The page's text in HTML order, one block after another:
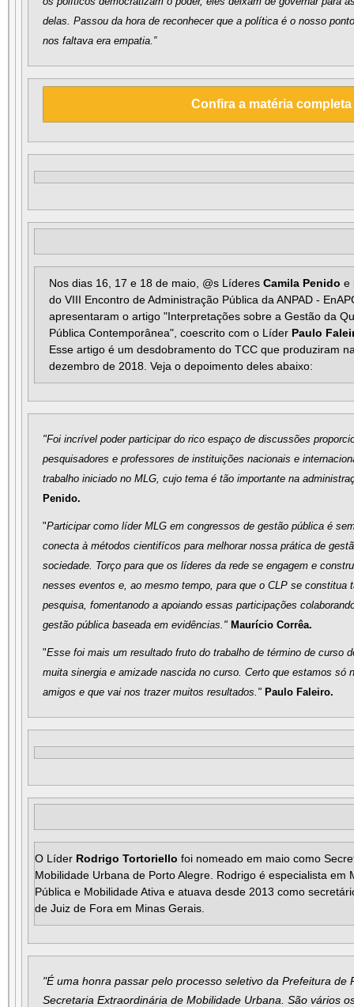
delas. Passou da hora de reconhecer que a política é o nosso
nos faltava era empatia.”
Confira a matéria completa
Nos dias 16, 17 e 18 de maio, @s Líderes Camila Penido e
do VIII Encontro de Administração Pública da ANPAD -
apresentaram o artigo "Interpretações sobre a Gestão da
Pública Contemporânea", coescrito com o Líder Paulo
Esse artigo é um desdobramento do TCC que produziram
dezembro de 2018. Veja o depoimento deles abaixo:
"Foi incrível poder participar do rico espaço de discussões
pesquisadores e professores de instituições nacionais e
trabalho iniciado no MLG, cujo tema é tão importante na
Penido.
"Participar como líder MLG em congressos de gestão pública é
conecta à métodos cientifícos para melhorar nossa prática de
sociedade. Torço para que os líderes da rede se engagem e
nesses eventos e, ao mesmo tempo, para que o CLP se constitua
pesquisa, fomentanodo a apoiando essas participações
gestão pública baseada em evidências." Maurício Corrêa.
"Esse foi mais um resultado fruto do trabalho de término de curso
muita sinergia e amizade nascida no curso. Certo que estamos só
amigos e que vai nos trazer muitos resultados." Paulo Faleiro.
O Líder Rodrigo Tortoriello foi nomeado em maio como
Mobilidade Urbana de Porto Alegre. Rodrigo é especialista em
Pública e Mobilidade Ativa e atuava desde 2013 como
de Juiz de Fora em Minas Gerais.
"É uma honra passar pelo processo seletivo da Prefeitura de
Secretaria Extraordinária de Mobilidade Urbana. São vários